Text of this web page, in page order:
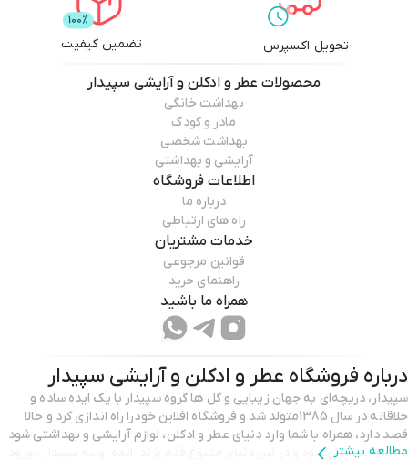
تحویل اکسپرس تضمین کیفیت
محصولات عطر و ادکلن و آرایشی سپیدار
بهداشت خانگی
مادر و کودک
بهداشت شخصی
آرایشی و بهداشتی
اطلاعات فروشگاه
درباره ما
راه های ارتباطی
خدمات مشتریان
قوانین مرجوعی
راهنمای خرید
همراه ما باشید
درباره فروشگاه عطر و ادکلن و آرایشی سپیدار
سپیدار، دریچه‌ای به جهان زیبایی و گل ها گروه سپیدار با یک ایده‌ ساده و
خلاقانه در سال 1385متولد شد و فروشگاه افلاین خودرا راه اندازی کرد و حالا
قصد دارد، همراه با شما وارد دنیای عطر و ادکلن، لوازم آرایشی و بهداشتی شود
مطالعه بیشتر